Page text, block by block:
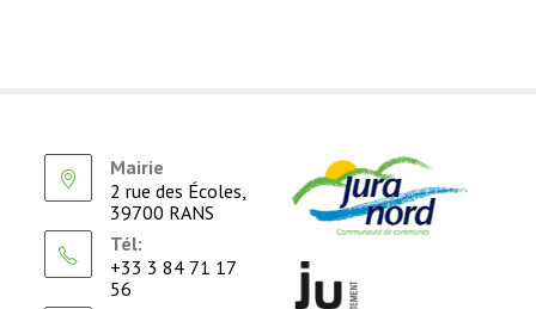
Mairie
2 rue des Écoles,
39700 RANS
Tél:
+33 3 84 71 17
56